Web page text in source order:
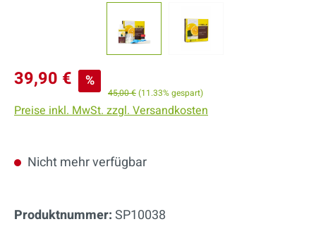
Verkaufspreis:
39,90 € %
Regulärer Preis:
45,00 €(11.33% gespart)
Preise inkl. MwSt. zzgl. Versandkosten
Nicht mehr verfügbar
Produktnummer:SP10038